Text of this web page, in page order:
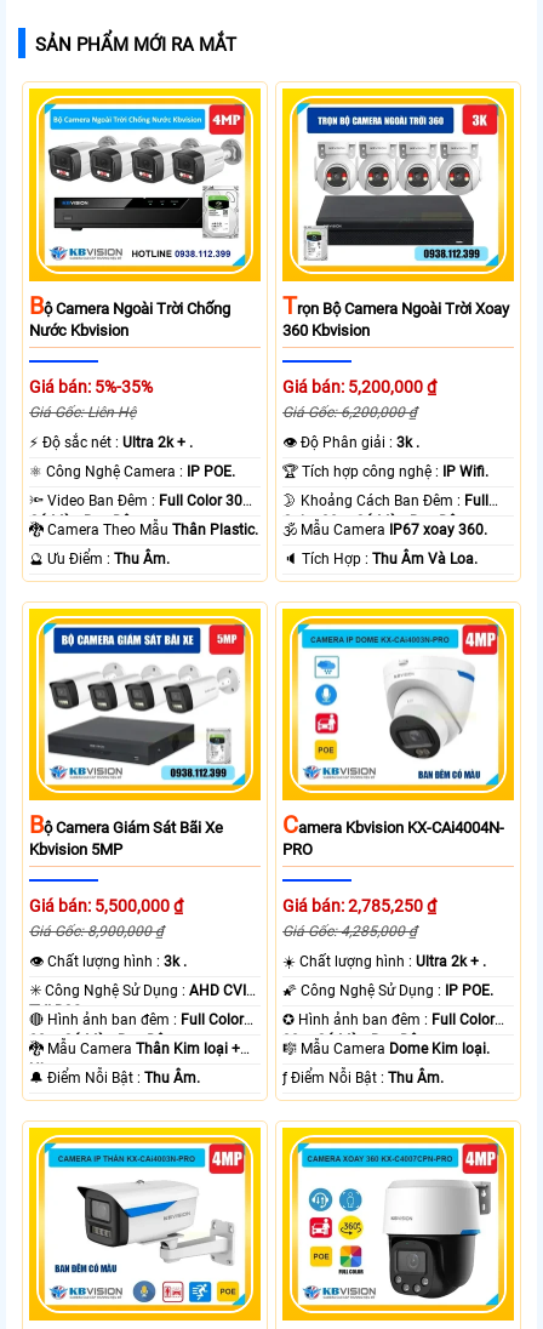
SẢN PHẨM MỚI RA MẮT
BỘ Camera Ngoài Trời Chống
Nước Kbvision
Giá bán: 5%-35%
Giá Gốc: Liên Hệ
️⚡ Độ sắc nét :Ultra 2k + .
⚛️ Công Nghệ Camera : IP POE.
🔦 Video Ban Đêm : Full Color 30m
Có Màu Ban Ðêm.
🐉️ Camera Theo MẫuThân Plastic.
️🔮 Ưu Điểm :Thu Âm.
TRọn Bộ Camera Ngoài Trời Xoay
360 Kbvision
Giá bán: 5,200,000 ₫
Giá Gốc: 6,200,000 ₫
👁 Độ Phân giải :3k .
🏆 Tích hợp công nghệ : IP Wifi.
🌛 Khoảng Cách Ban Đêm : Full
Color 30m Có Màu Ban Ðêm.
🕉️ Mẫu Camera IP67 xoay 360.
️🔈 Tích Hợp :Thu Âm Và Loa.
BỘ Camera Giám Sát Bãi Xe
Kbvision 5MP
Giá bán: 5,500,000 ₫
Giá Gốc: 8,900,000 ₫
👁 Chất lượng hình :3k .
✳️ Công Nghệ Sử Dụng :AHD CVI
TVI BCS.
🔴 Hình ảnh ban đêm : Full Color
80m Có Màu Ban Ðêm.
🐉️ Mẫu CameraThân Kim loại +
Nhựa.
️🔔 Điểm Nỗi Bật :Thu Âm.
CAmera Kbvision KX-CAi4004N-
PRO
Giá bán: 2,785,250 ₫
Giá Gốc: 4,285,000 ₫
☀️ Chất lượng hình :Ultra 2k + .
🌠 Công Nghệ Sử Dụng :
IP POE.
✪ Hình ảnh ban đêm : Full Color
30m Có Màu Ban Ðêm.
🎼️ Mẫu Camera Dome Kim loại.
️ƒ Điểm Nỗi Bật :Thu Âm.